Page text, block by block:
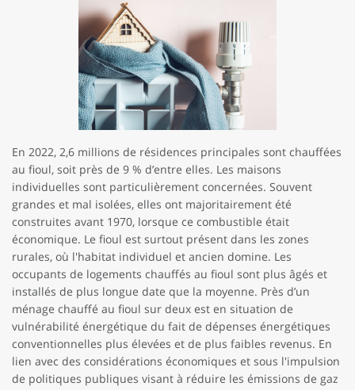
En 2022, 2,6 millions de résidences principales sont chauffées
au fioul, soit près de 9 % d’entre elles. Les maisons
individuelles sont particulièrement concernées. Souvent
grandes et mal isolées, elles ont majoritairement été
construites avant 1970, lorsque ce combustible était
économique. Le fioul est surtout présent dans les zones
rurales, où l'habitat individuel et ancien domine. Les
occupants de logements chauffés au fioul sont plus âgés et
installés de plus longue date que la moyenne. Près d’un
ménage chauffé au fioul sur deux est en situation de
vulnérabilité énergétique du fait de dépenses énergétiques
conventionnelles plus élevées et de plus faibles revenus. En
lien avec des considérations économiques et sous l'impulsion
de politiques publiques visant à réduire les émissions de gaz